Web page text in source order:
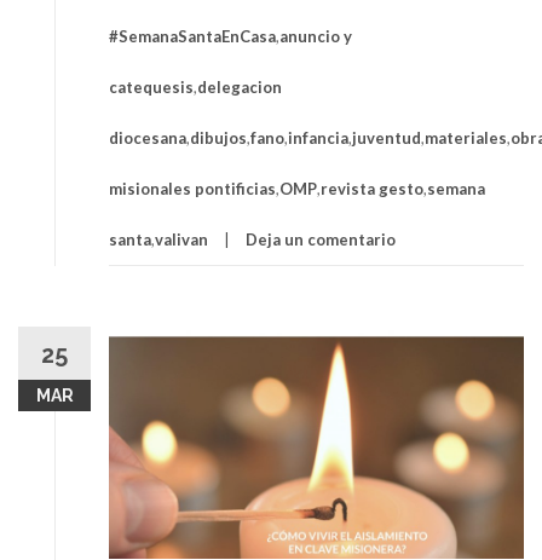
#SemanaSantaEnCasa,anuncio y
catequesis,delegacion
diocesana,dibujos,fano,infancia,juventud,materiales,
misionales pontificias,OMP,revista gesto,semana
santa,valivan Deja un comentario
25
MAR